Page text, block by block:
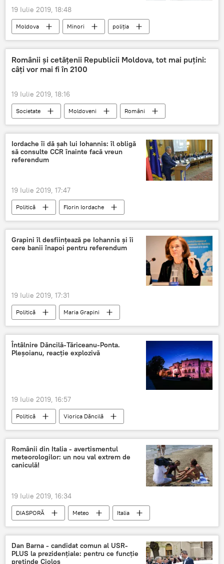
19 Iulie 2019, 18:48
Moldova Minori poliția
Românii și cetățenii Republicii Moldova, tot mai puțini:
câți vor mai fi în 2100
19 Iulie 2019, 18:16
Societate Moldoveni
Români
cetățeni
Iordache îi dă șah lui Iohannis: îl obligă
să consulte CCR înainte facă vreun
referendum
19 Iulie 2019, 17:47
Politică
Florin Iordache
Klaus Iohannis
CCR
Grapini îl desființează pe Iohannis și îi
cere banii înapoi pentru referendum
19 Iulie 2019, 17:31
Politică
Maria Grapini
Klaus Iohannis
Referendum bani
Întâlnire Dăncilă-Tăriceanu-Ponta.
Pleșoianu, reacție explozivă
19 Iulie 2019, 16:57
Politică
Viorica Dăncilă
Călin Popescu Tăriceanu
Victor Ponta
Liviu Pleșoianu
Românii din Italia - avertismentul
meteorologilor: un nou val extrem de
caniculă!
19 Iulie 2019, 16:34
DIASPORĂ Meteo
Italia
Caniculă
Dan Barna - candidat comun al USR-
PLUS la prezidenţiale: pentru ce funcție
pretinde Cioloș